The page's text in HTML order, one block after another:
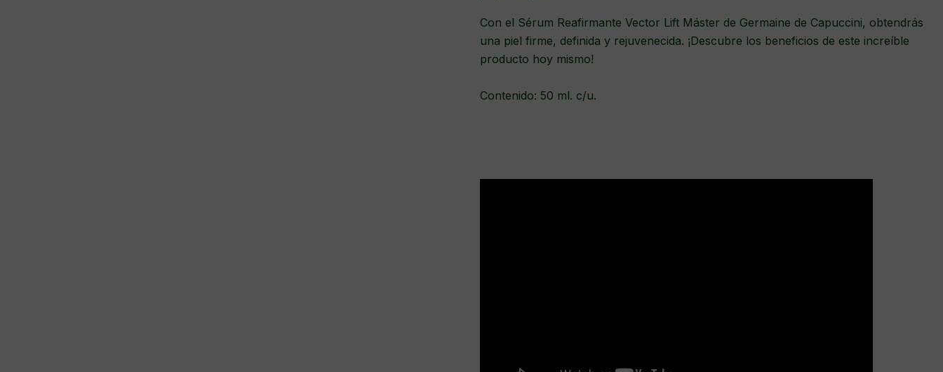
Con el Sérum Reafirmante Vector Lift Máster de Germaine de Capuccini, obtendrás
una piel firme, definida y rejuvenecida. ¡Descubre los beneficios de este increíble
producto hoy mismo!
Contenido: 50 ml. c/u.